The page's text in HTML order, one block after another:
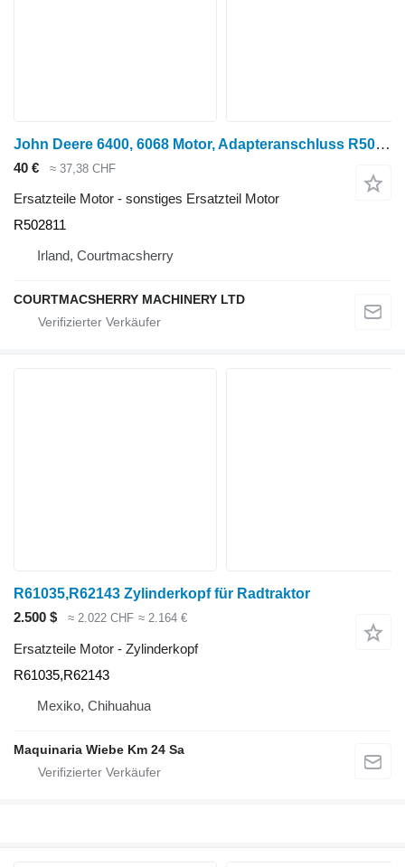
John Deere 6400, 6068 Motor, Adapteranschluss R502811 für Radtraktor
40 € ≈ 37,38 CHF
Ersatzteile Motor - sonstiges Ersatzteil Motor
R502811
Irland, Courtmacsherry
COURTMACSHERRY MACHINERY LTD
R61035,R62143 Zylinderkopf für Radtraktor
2.500 $
≈ 2.022 CHF ≈ 2.164 €
Ersatzteile Motor - Zylinderkopf
R61035,R62143
Mexiko, Chihuahua
Maquinaria Wiebe Km 24 Sa